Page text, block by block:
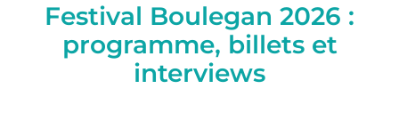
Festival Boulegan 2026 :
programme, billets et
interviews